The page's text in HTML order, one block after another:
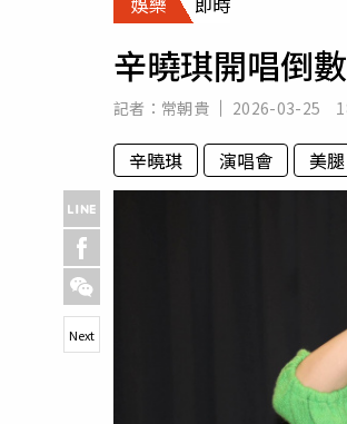
辛曉琪開唱倒
記者： 常朝貴 2026-03-25
辛曉琪 演唱會 美腿
Next